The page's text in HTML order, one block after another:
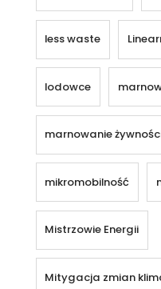
less waste
lodowce
marnowanie
mikromobilność
Mistrzowie Energii
Mitygacja zmian